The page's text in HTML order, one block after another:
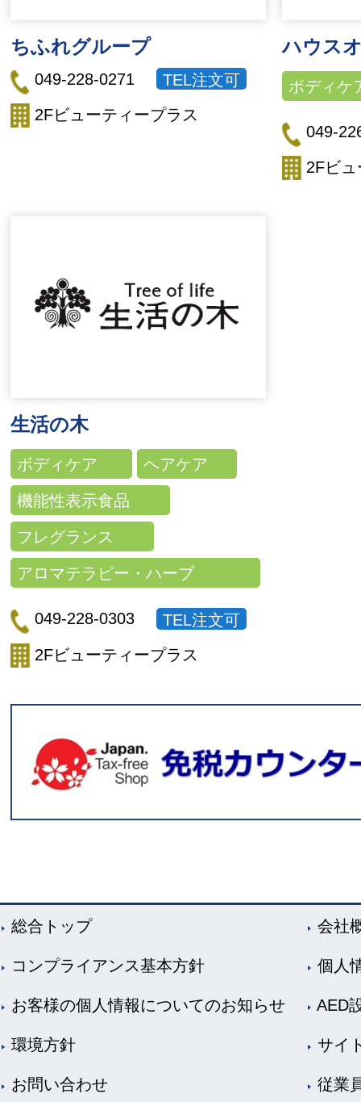
ちふれグループ
049-228-0271
TEL注文可
2Fビューティープラス
ハウス
ボディケ
049-
2Fビ
生活の木
ボディケア ヘアケア
機能性表示食品
フレグランス
アロマテラピー・ハーブ
049-228-0303
TEL注文可
2Fビューティープラス
総合トップ 会社
コンプライアンス基本方針 個人
お客様の個人情報についてのお知らせ AED
環境方針 サイ
お問い合わせ 従業